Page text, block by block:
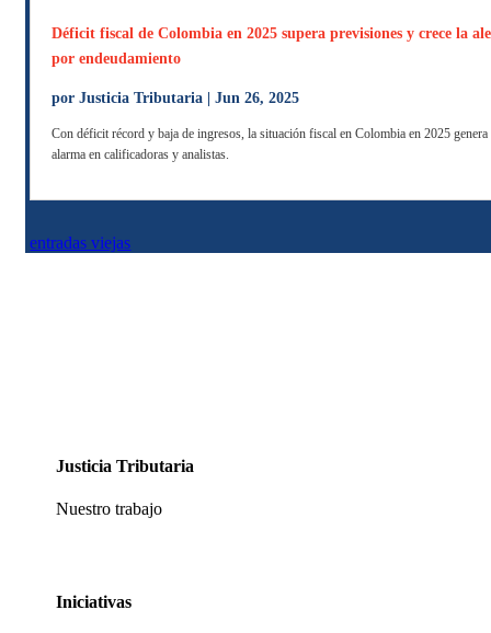
Déficit fiscal de Colombia en 2025 supera previsiones y crece la
por endeudamiento
porJusticia Tributaria |Jun 26, 2025
Con déficit récord y baja de ingresos, la situación fiscal en Colombia en 2025 genera
alarma en calificadoras y analistas.
entradas viejas
Justicia Tributaria
Nuestro trabajo
Iniciativas